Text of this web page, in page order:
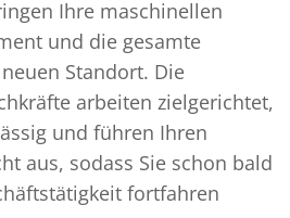
Ihre maschinellen
und die gesamte
Standort. Die
arbeiten zielgerichtet,
und führen Ihren
aus, sodass Sie schon bald
fortfahren